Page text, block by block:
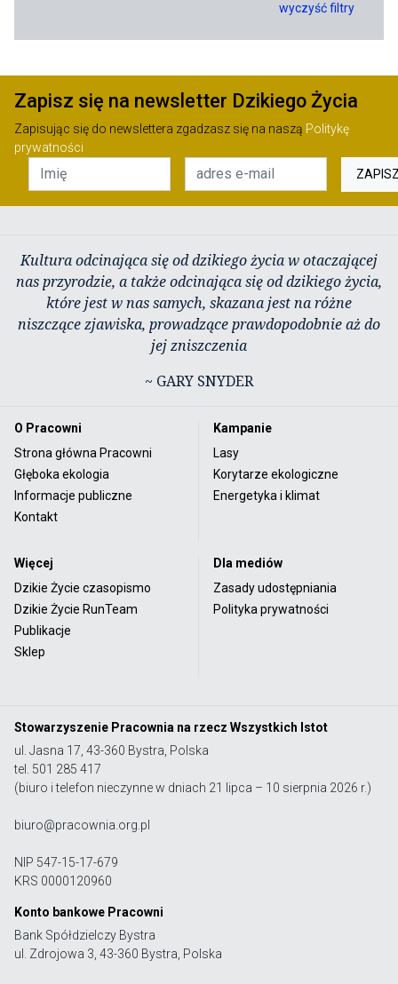
wyczyść filtry
Zapisz się na newsletter Dzikiego Życia
Zapisując się do newslettera zgadzasz się na naszą Politykę
prywatności
Kultura odcinająca się od dzikiego życia w otaczającej
nas przyrodzie, a także odcinająca się od dzikiego życia,
które jest w nas samych, skazana jest na różne
niszczące zjawiska, prowadzące prawdopodobnie aż do
jej zniszczenia
~ GARY SNYDER
O Pracowni
Strona główna Pracowni
Głęboka ekologia
Informacje publiczne
Kontakt
Kampanie
Lasy
Korytarze ekologiczne
Energetyka i klimat
Więcej
Dzikie Życie czasopismo
Dzikie Życie RunTeam
Publikacje
Sklep
Dla mediów
Zasady udostępniania
Polityka prywatności
Stowarzyszenie Pracownia na rzecz Wszystkich Istot
ul. Jasna 17, 43-360 Bystra, Polska
tel. 501 285 417
(biuro i telefon nieczynne w dniach 21 lipca – 10 sierpnia 2026 r.)
biuro@pracownia.org.pl
NIP 547-15-17-679
KRS 0000120960
Konto bankowe Pracowni
Bank Spółdzielczy Bystra
ul. Zdrojowa 3, 43-360 Bystra, Polska